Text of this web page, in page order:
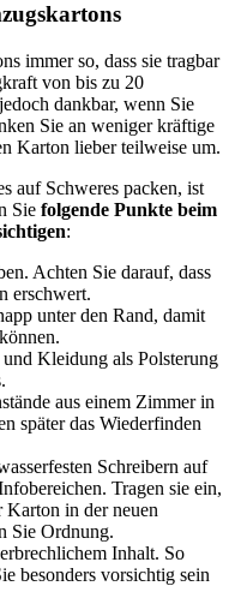
immer so, dass sie tragbar
von bis zu 20
dankbar, wenn Sie
Sie an weniger kräftige
Karton lieber teilweise um.
auf Schweres packen, ist
Sie folgende Punkte beim
:
Achten Sie darauf, dass
erschwert.
unter den Rand, damit
Kleidung als Polsterung
aus einem Zimmer in
später das Wiederfinden
Schreibern auf
Tragen sie ein,
Karton in der neuen
Sie Ordnung.
Inhalt. So
besonders vorsichtig sein